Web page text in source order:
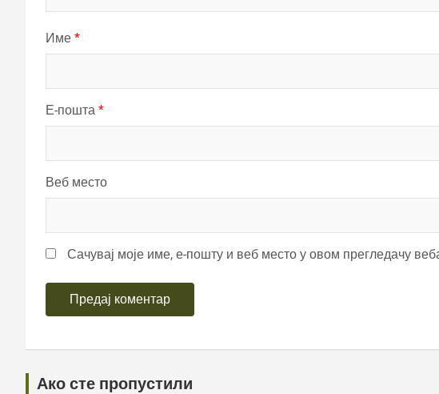
Име *
Е-пошта *
Веб место
Сачувај моје име, е-пошту и веб место у овом прегледачу
Ако сте пропустили